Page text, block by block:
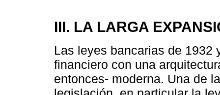
III. LA LARGA
Las leyes bancarias de 1932
financiero con una
entonces- moderna. Una de